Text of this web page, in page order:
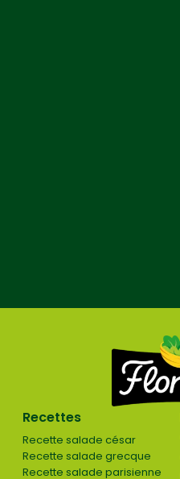
Recettes
Recette salade césar
Recette salade grecque
Recette salade parisienne